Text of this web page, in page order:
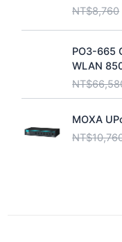
NT$8,760
PO3-665
WLAN
NT$
MOXA
NT$